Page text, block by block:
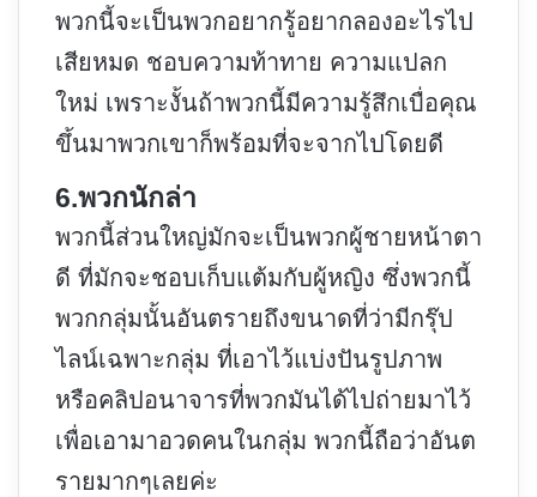
พวกนี้จะเป็นพวกอยากรู้อยากลองอะไรไป
เสียหมด ชอบความท้าทาย ความแปลก
ใหม่ เพราะงั้นถ้าพวกนี้มีความรู้สึกเบื่อคุณ
ขึ้นมาพวกเขาก็พร้อมที่จะจากไปโดยดี
6.พวกนักล่า
พวกนี้ส่วนใหญ่มักจะเป็นพวกผู้ชายหน้าตา
ดี ที่มักจะชอบเก็บแต้มกับผู้หญิง ซึ่งพวกนี้
พวกกลุ่มนั้นอันตรายถึงขนาดที่ว่ามีกรุ๊ป
ไลน์เฉพาะกลุ่ม ที่เอาไว้แบ่งปันรูปภาพ
หรือคลิปอนาจารที่พวกมันได้ไปถ่ายมาไว้
เพื่อเอามาอวดคนในกลุ่ม พวกนี้ถือว่าอันต
รายมากๆเลยค่ะ